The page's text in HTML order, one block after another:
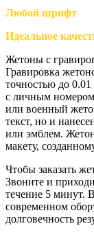
Любой шрифт
Идеальное
Жетоны с
Гравировка
точностью до
с личным
или военный
текст, но и
или эмблем.
макету,
Чтобы заказать
Звоните и
течение 5 минут.
современном
долговечность